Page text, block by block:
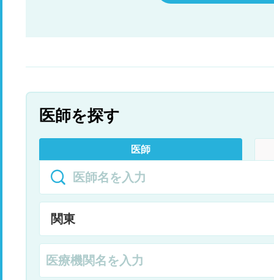
医師を探す
医師